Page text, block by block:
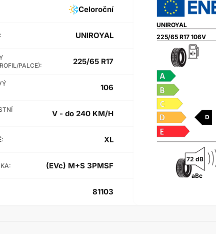
Celoroční
UNIROYAL
PALCE):
225/65 R17
106
V - do 240 KM/H
XL
(EVc) M+S 3PMSF
81103
225/65 R17 106V
UNIROYAL
D
72 dB
aBc